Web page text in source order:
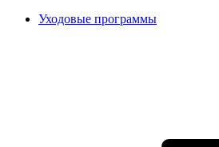
Уходовые программы